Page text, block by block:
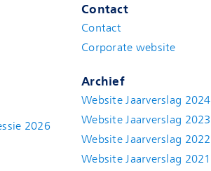
2026
Contact
Contact(new window)
Corporate website
Archief
Website Jaarverslag 2024
Website Jaarverslag 2023
Website Jaarverslag 2022
Website Jaarverslag 2021